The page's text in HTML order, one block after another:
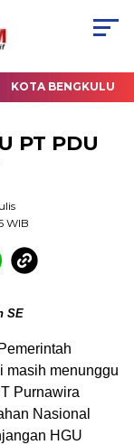
KOTA BENGKULU
PT PDU
WIB
SE
Pemerintah
masih menunggu
Purnawira
Nasional
HGU